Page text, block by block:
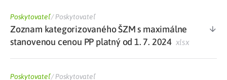
Poskytovateľ/Poskytovateľ
Zoznam kategorizovaného ŠZM s maximálne
stanovenou cenou PP platný od 1. 7. 2024 xlsx
Poskytovateľ/Poskytovateľ